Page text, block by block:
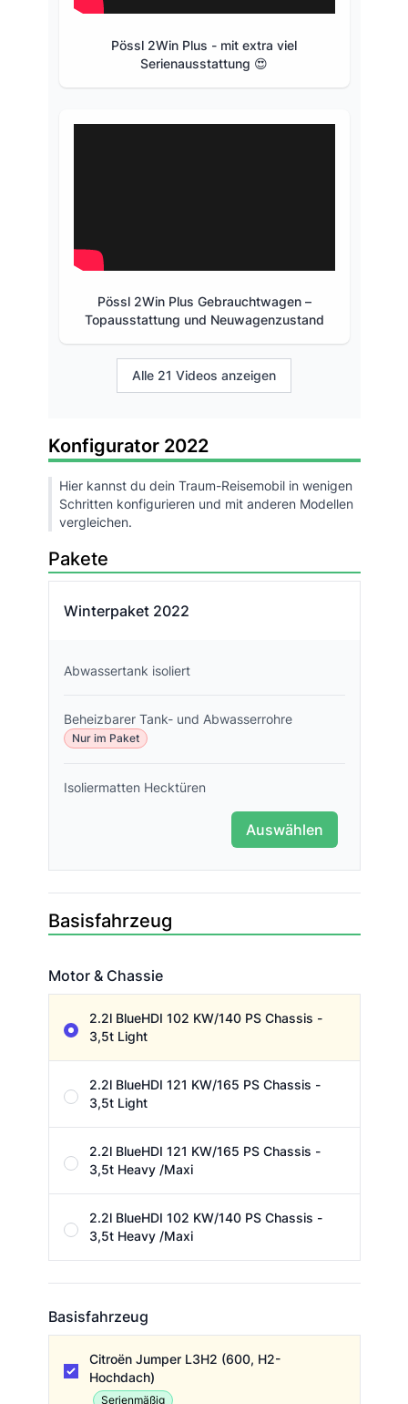
Pössl 2Win Plus - mit extra viel
Serienausstattung 😍
Pössl 2Win Plus Gebrauchtwagen –
Topausstattung und Neuwagenzustand
Alle 21 Videos anzeigen
Konfigurator 2022
Hier kannst du dein Traum-Reisemobil in wenigen
Schritten konfigurieren und mit anderen Modellen
vergleichen.
Pakete
Winterpaket 2022
Abwassertank isoliert
Beheizbarer Tank- und Abwasserrohre
Nur im Paket
Isoliermatten Hecktüren
Auswählen
Basisfahrzeug
Motor & Chassie
2.2l BlueHDI 102 KW/140 PS Chassis -
3,5t Light
2.2l BlueHDI 121 KW/165 PS Chassis -
3,5t Light
2.2l BlueHDI 121 KW/165 PS Chassis -
3,5t Heavy /Maxi
2.2l BlueHDI 102 KW/140 PS Chassis -
3,5t Heavy /Maxi
Basisfahrzeug
Citroën Jumper L3H2 (600, H2-
Hochdach)
Serienmäßig